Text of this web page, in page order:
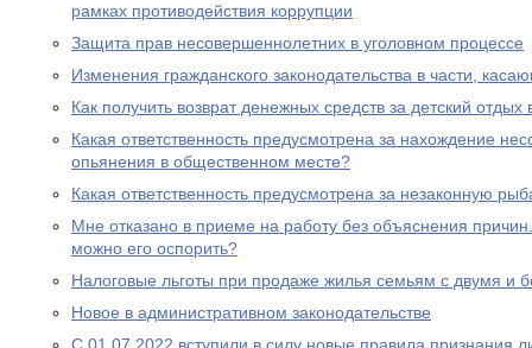
рамках противодействия коррупции
Защита прав несовершеннолетних в уголовном процессе
Изменения гражданского законодательства в части,
Как получить возврат денежных средств за детский отдых
Какая ответственность предусмотрена за нахождение
опьянения в общественном месте?
Какая ответственность предусмотрена за незаконную
Мне отказано в приеме на работу без объяснения
можно его оспорить?
Налоговые льготы при продаже жилья семьям с двумя и
Новое в административном законодательстве